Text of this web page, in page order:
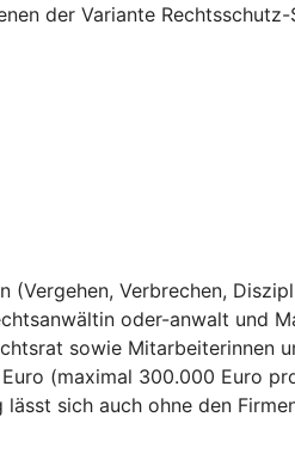
der Variante Rechtsschutz-
Verbrechen,
oder-anwalt und
sowie Mitarbeiterinnen
(maximal 300.000 Euro
sich auch ohne den